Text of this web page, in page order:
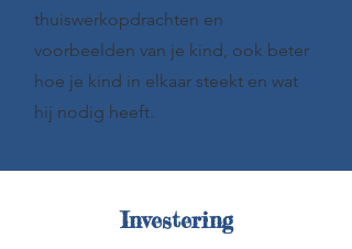
thuiswerkopdrachten en
voorbeelden van je kind, ook beter
hoe je kind in elkaar steekt en wat
hij nodig heeft.
Investering